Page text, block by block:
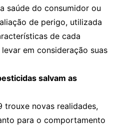
saúde do consumidor ou
de perigo, utilizada
de cada
em consideração suas
salvam as
trouxe novas realidades,
para o comportamento